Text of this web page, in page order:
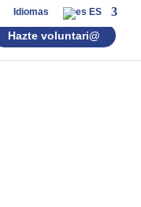
Idiomas ES
Hazte voluntari@